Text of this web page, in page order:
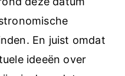
En juist omdat
ideeën over